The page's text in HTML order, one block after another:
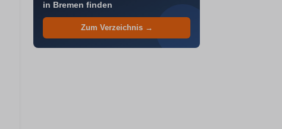
in Bremen finden
Zum Verzeichnis →